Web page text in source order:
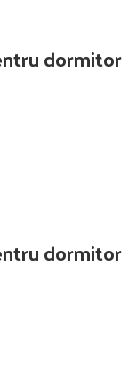
dormitor
dormitor